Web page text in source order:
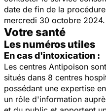
date de fin de la
mercredi 30 octobre 2024.
Votre santé
Les numéros utiles
En cas d'intoxication :
Les centres Antipoison
situés dans 8 centres
possédant une expertise
un rôle d'information